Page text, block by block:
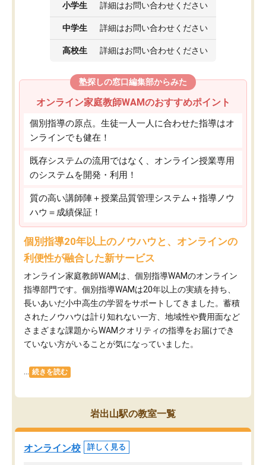
小学生 詳細はお問い合わせください
中学生 詳細はお問い合わせください
高校生 詳細はお問い合わせください
塾探しの窓口編集部からみた
オンライン家庭教師WAMのおすすめポイント
個別指導の原点。生徒一人一人に合わせた指導はオ
ンラインでも健在！
既存システムの流用ではなく、オンライン授業専用
のシステムを開発・利用！
質の高い講師陣＋授業品質管理システム＋指導ノウ
ハウ＝成績保証！
個別指導20年以上のノウハウと、オンラインの
利便性が融合した新サービス
オンライン家庭教師WAMは、個別指導WAMのオンライン
指導部門です。個別指導WAMは20年以上の実績を持ち、
長いあいだ小中高生の学習をサポートしてきました。蓄積
されたノウハウは計り知れない一方、地域性や費用面など
さまざまな課題からWAMクオリティの指導をお届けでき
ていない方がいることが気になっていました。
続きを読む
岩出山駅の教室一覧
オンライン校 詳しく見る